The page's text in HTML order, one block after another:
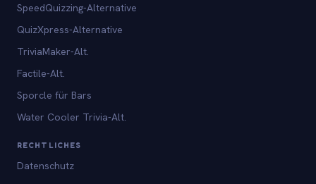
SpeedQuizzing-Alternative
QuizXpress-Alternative
TriviaMaker-Alt.
Factile-Alt.
Sporcle für Bars
Water Cooler Trivia-Alt.
RECHTLICHES
Datenschutz